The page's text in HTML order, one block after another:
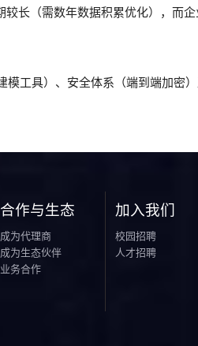
合作与生态
成为代理商
成为生态伙伴
业务合作
加入我们
校园招聘
人才招聘